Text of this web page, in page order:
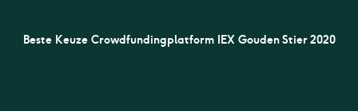
Beste Keuze Crowdfundingplatform IEX Gouden Stier 2020